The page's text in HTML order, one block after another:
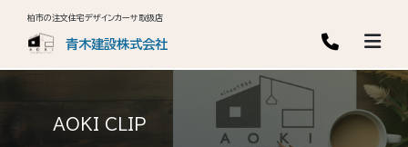
柏市の注文住宅デザインカーサ取扱店
青木建設株式会社
AOKI CLIP